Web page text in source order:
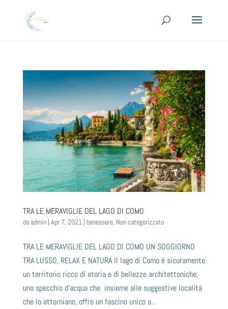
TRA LE MERAVIGLIE DEL LAGO DI COMO
da admin| Apr 7, 2021| benessere, Non categorizzato
TRA LE MERAVIGLIE DEL LAGO DI COMO UN SOGGIORNO
TRA LUSSO, RELAX E NATURA Il lago di Como è sicuramente
un territorio ricco di storia e di bellezze architettoniche,
uno specchio d’acqua che insieme alle suggestive località
che lo attorniano, offre un fascino unico a...